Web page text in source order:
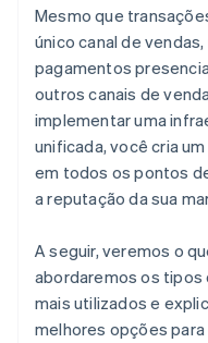
Mesmo que
único canal de
pagamentos
outros canais de
implementar uma
unificada, você cria
em todos os pontos
a reputação da sua
A seguir, veremos o
abordaremos os tipos
mais utilizados e
melhores opções